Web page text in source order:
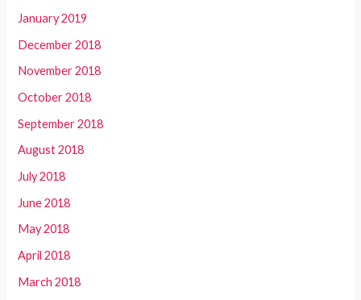
January 2019
December 2018
November 2018
October 2018
September 2018
August 2018
July 2018
June 2018
May 2018
April 2018
March 2018